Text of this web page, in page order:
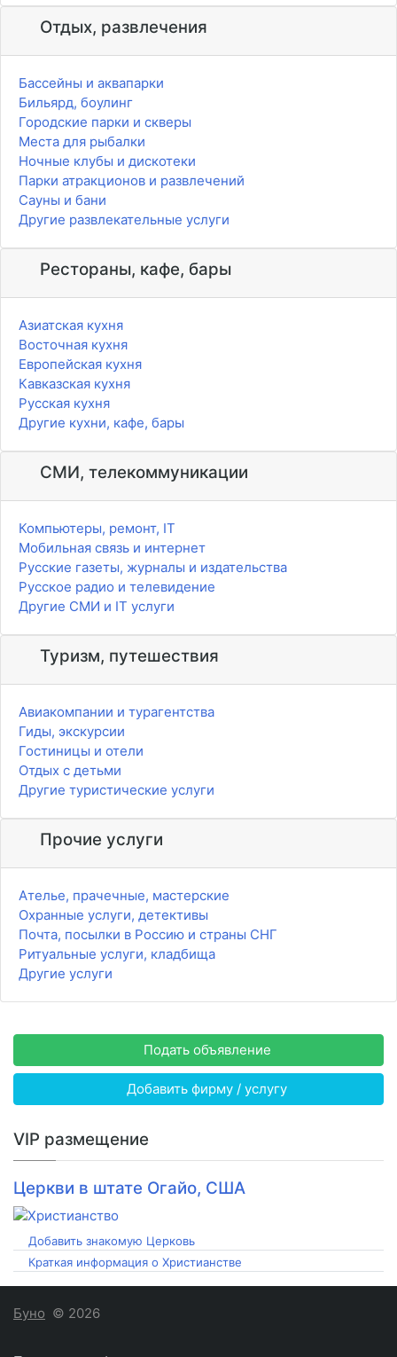
Отдых, развлечения
Бассейны и аквапарки
Бильярд, боулинг
Городские парки и скверы
Места для рыбалки
Ночные клубы и дискотеки
Парки атракционов и развлечений
Сауны и бани
Другие развлекательные услуги
Рестораны, кафе, бары
Азиатская кухня
Восточная кухня
Европейская кухня
Кавказская кухня
Русская кухня
Другие кухни, кафе, бары
СМИ, телекоммуникации
Компьютеры, ремонт, IT
Мобильная связь и интернет
Русские газеты, журналы и издательства
Русское радио и телевидение
Другие СМИ и IT услуги
Туризм, путешествия
Авиакомпании и турагентства
Гиды, экскурсии
Гостиницы и отели
Отдых с детьми
Другие туристические услуги
Прочие услуги
Ателье, прачечные, мастерские
Охранные услуги, детективы
Почта, посылки в Россию и страны СНГ
Ритуальные услуги, кладбища
Другие услуги
Подать объявление
Добавить фирму / услугу
VIP размещение
Церкви в штате Огайо, США
Добавить знакомую Церковь
Краткая информация о Христианстве
Буно © 2026